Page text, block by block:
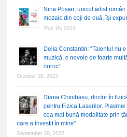
Nina Poșan, unicul artist
mozaic din coji de ouă, își
May 16, 2023
Delia Constantin: “Talentul nu
muzică, e nevoie de foarte
noroc”
October 26, 2022
Diana Chioibașu, doctor în
pentru Fizica Laserilor, Plasmei
cea mai bună modalitate prin
care a investit în mine”
September 20, 2022